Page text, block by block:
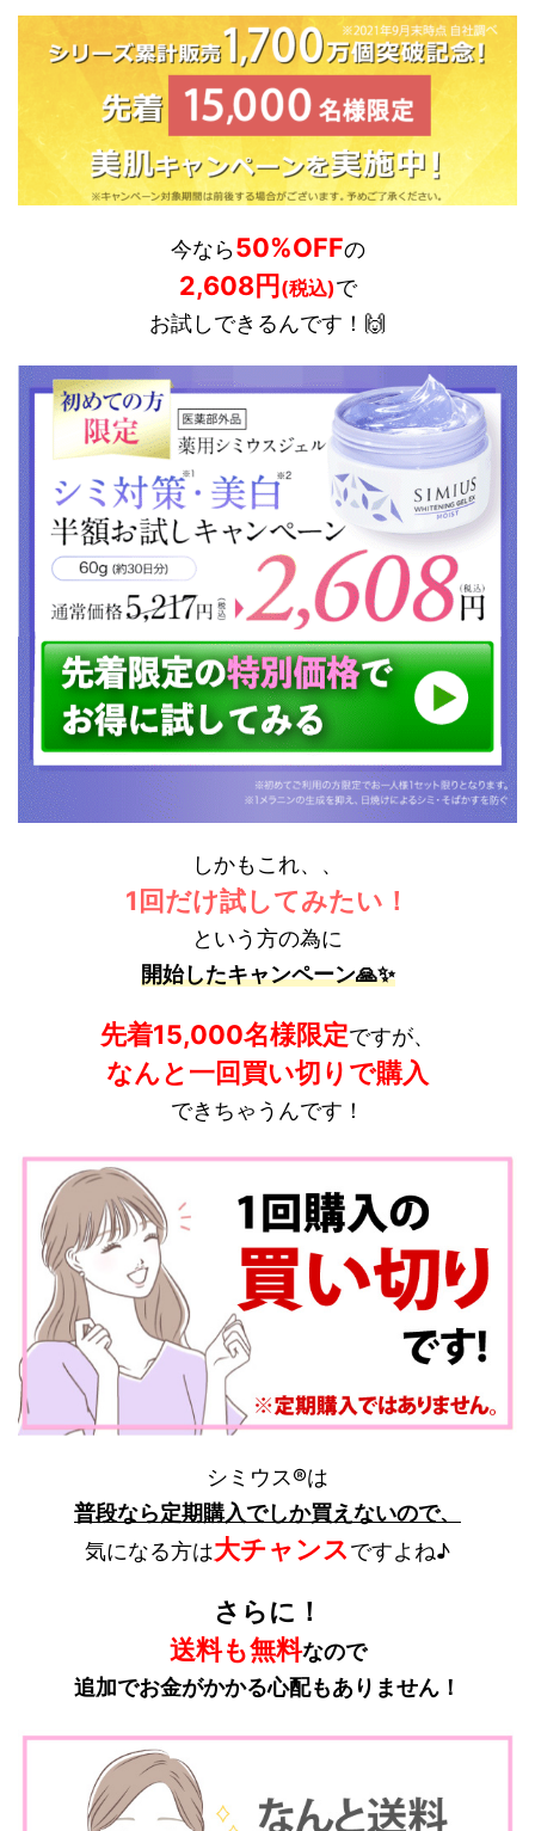
今なら50%OFFの
2,608円(税込)で
お試しできるんです！🙌
しかもこれ、、
1回だけ試してみたい！
という方の為に
開始したキャンペーン🙏✨
先着15,000名様限定ですが、
なんと一回買い切りで購入
できちゃうんです！
シミウス®は
普段なら定期購入でしか買えないので、
気になる方は大チャンスですよね♪
さらに！
送料も無料なので
追加でお金がかかる心配もありません！